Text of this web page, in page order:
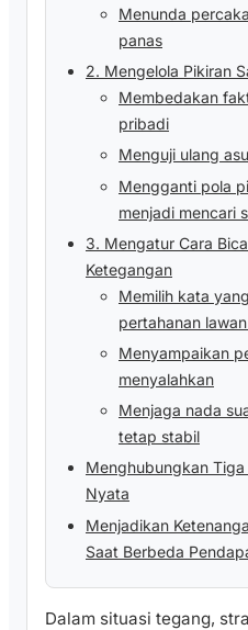
Menunda
panas
2. Mengelola Pikiran
Membedakan
pribadi
Menguji ulang
Mengganti pola
menjadi mencari
3. Mengatur Cara
Ketegangan
Memilih kata
pertahanan
Menyampaikan
menyalahkan
Menjaga nada
tetap stabil
Menghubungkan
Nyata
Menjadikan
Saat Berbeda
Dalam situasi tegang,